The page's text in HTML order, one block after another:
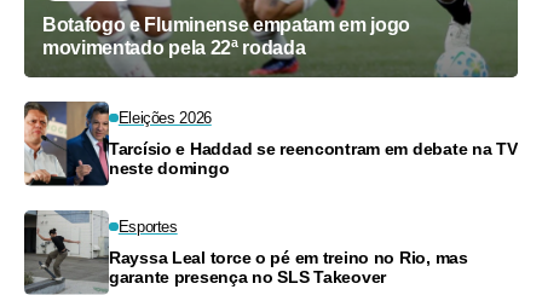
Botafogo e Fluminense empatam em jogo
movimentado pela 22ª rodada
Eleições 2026
Tarcísio e Haddad se reencontram em debate na TV
neste domingo
Esportes
Rayssa Leal torce o pé em treino no Rio, mas
garante presença no SLS Takeover